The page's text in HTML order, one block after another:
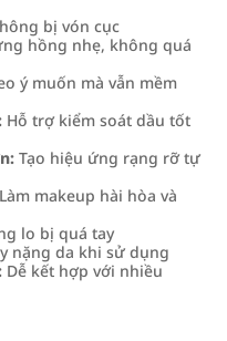
bị vón cục
hồng nhẹ, không quá
ý muốn mà vẫn mềm
Hỗ trợ kiểm soát dầu tốt
Tạo hiệu ứng rạng rỡ tự
Làm makeup hài hòa và
lo bị quá tay
nặng da khi sử dụng
Dễ kết hợp với nhiều